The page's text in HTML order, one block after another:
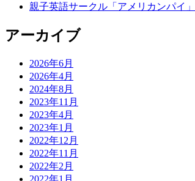
親子英語サークル「アメリカンパイ」
アーカイブ
2026年6月
2026年4月
2024年8月
2023年11月
2023年4月
2023年1月
2022年12月
2022年11月
2022年2月
2022年1月